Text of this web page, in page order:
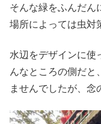
そんな緑をふんだん
場所によっては虫対
水辺をデザインに使
んなところの側だと
ませんでしたが、念